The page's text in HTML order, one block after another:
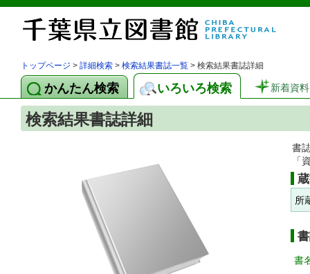
トップページ > 詳細検索 > 検索結果書誌一覧 > 検索結果書誌詳細
かんたん検索 いろいろ検索 新着資料
検索結果書誌詳細
書
「
所
書